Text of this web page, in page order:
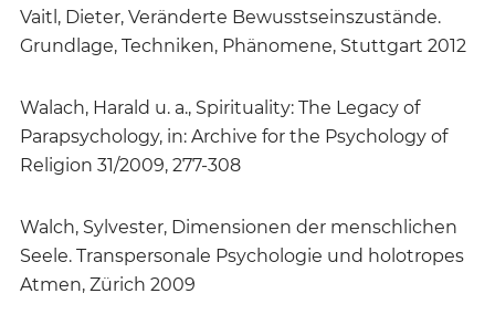
Vaitl, Dieter, Veränderte Bewusstseinszustände.
Grundlage, Techniken, Phänomene, Stuttgart 2012
Walach, Harald u. a., Spirituality: The Legacy of
Parapsychology, in: Archive for the Psychology of
Religion 31/2009, 277-308
Walch, Sylvester, Dimensionen der menschlichen
Seele. Transpersonale Psychologie und holotropes
Atmen, Zürich 2009